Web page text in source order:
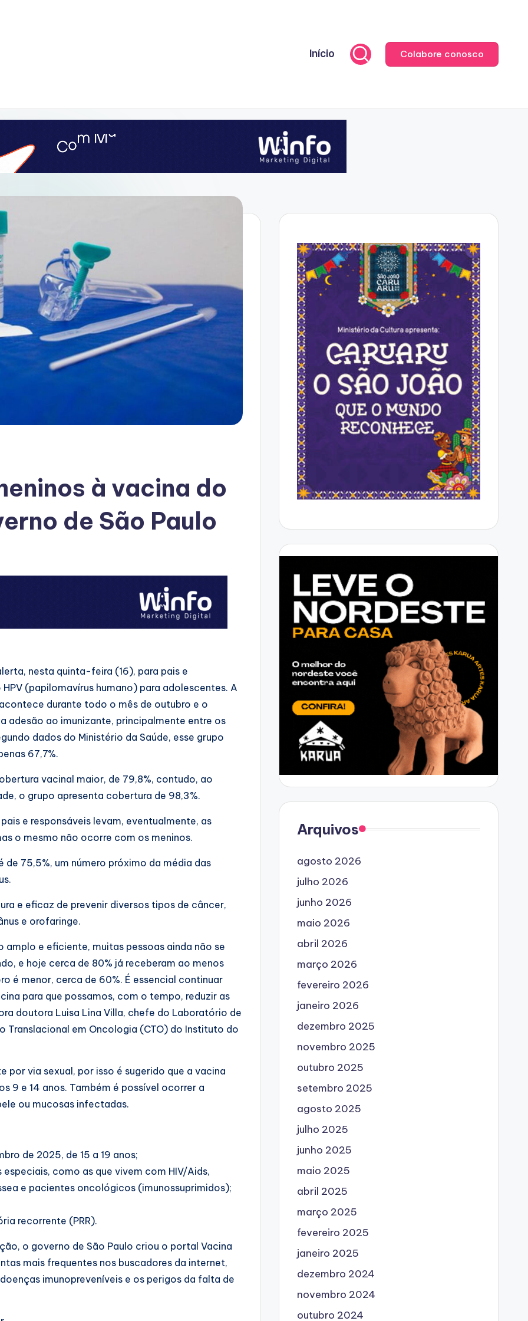
Início Colabore conosco
à vacina do
de São Paulo
nesta quinta-feira (16), para pais e
(papilomavírus humano) para adolescentes. A
durante todo o mês de outubro e o
adesão ao imunizante, principalmente entre os
dados do Ministério da Saúde, esse grupo
67,7%.
vacinal maior, de 79,8%, contudo, ao
o grupo apresenta cobertura de 98,3%.
e responsáveis levam, eventualmente, as
o mesmo não ocorre com os meninos.
75,5%, um número próximo da média das
e eficaz de prevenir diversos tipos de câncer,
e orofaringe.
amplo e eficiente, muitas pessoas ainda não se
e hoje cerca de 80% já receberam ao menos
é menor, cerca de 60%. É essencial continuar
para que possamos, com o tempo, reduzir as
doutora Luisa Lina Villa, chefe do Laboratório de
Translacional em Oncologia (CTO) do Instituto do
via sexual, por isso é sugerido que a vacina
9 e 14 anos. Também é possível ocorrer a
ou mucosas infectadas.
de 2025, de 15 a 19 anos;
como as que vivem com HIV/Aids,
e pacientes oncológicos (imunossuprimidos);
recorrente (PRR).
o governo de São Paulo criou o portal Vacina
mais frequentes nos buscadores da internet,
imunopreveníveis e os perigos da falta de
Arquivos
agosto 2026
julho 2026
junho 2026
maio 2026
abril 2026
março 2026
fevereiro 2026
janeiro 2026
dezembro 2025
novembro 2025
outubro 2025
setembro 2025
agosto 2025
julho 2025
junho 2025
maio 2025
abril 2025
março 2025
fevereiro 2025
janeiro 2025
dezembro 2024
novembro 2024
outubro 2024